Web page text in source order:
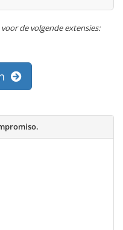
de volgende extensies: